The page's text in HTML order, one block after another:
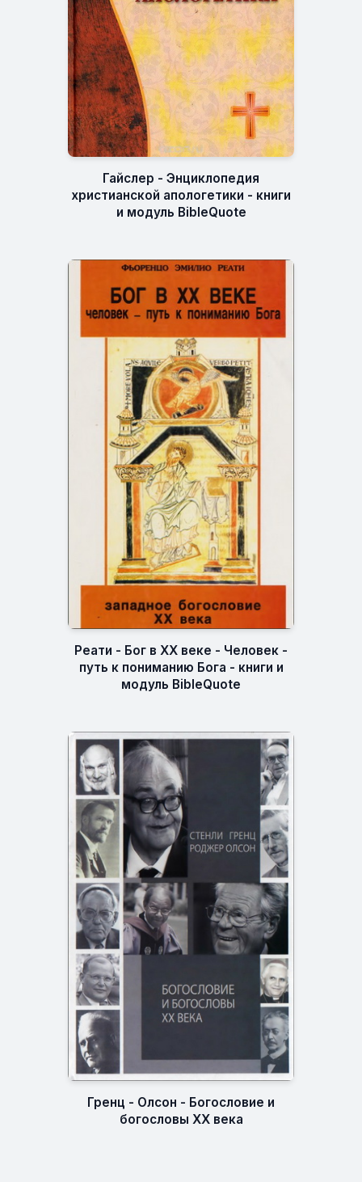
Гайслер - Энциклопедия
христианской апологетики - книги
и модуль BibleQuote
Реати - Бог в XX веке - Человек -
путь к пониманию Бога - книги и
модуль BibleQuote
Гренц - Олсон - Богословие и
богословы XX века